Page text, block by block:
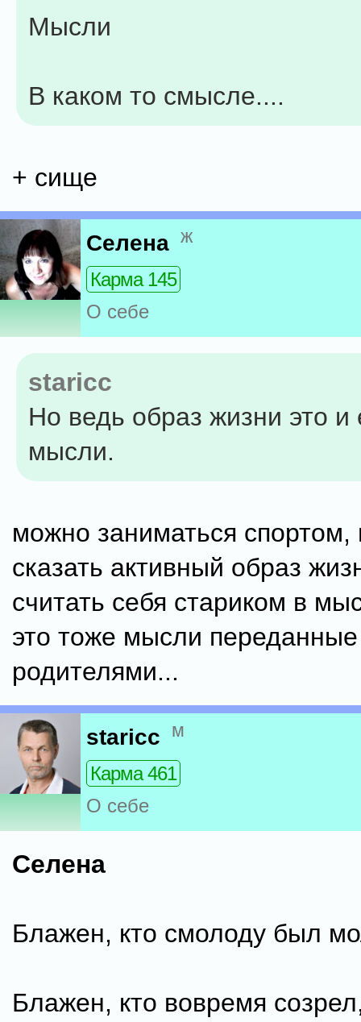
Мысли
В каком то смысле....
+ сище
Селена ж
Карма 145
О себе
staricc
Но ведь образ жизни это и
мысли.
можно заниматься спортом,
сказать активный образ
считать себя стариком в
это тоже мысли переданные
родителями...
staricc м
Карма 461
О себе
Селена
Блажен, кто смолоду был
Блажен, кто вовремя